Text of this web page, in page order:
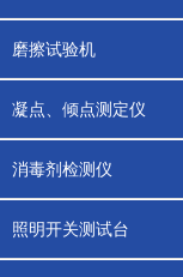
磨擦试验机
凝点、倾点测定仪
消毒剂检测仪
照明开关测试台